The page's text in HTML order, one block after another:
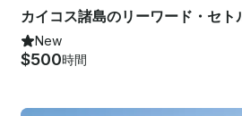
New
$500時間